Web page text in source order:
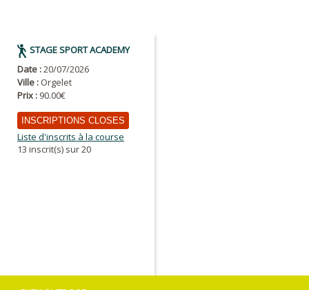
STAGE SPORT ACADEMY
Date :20/07/2026
Ville : Orgelet
Prix : 90.00€
INSCRIPTIONS CLOSES
Liste d'inscrits à la course
13 inscrit(s) sur 20